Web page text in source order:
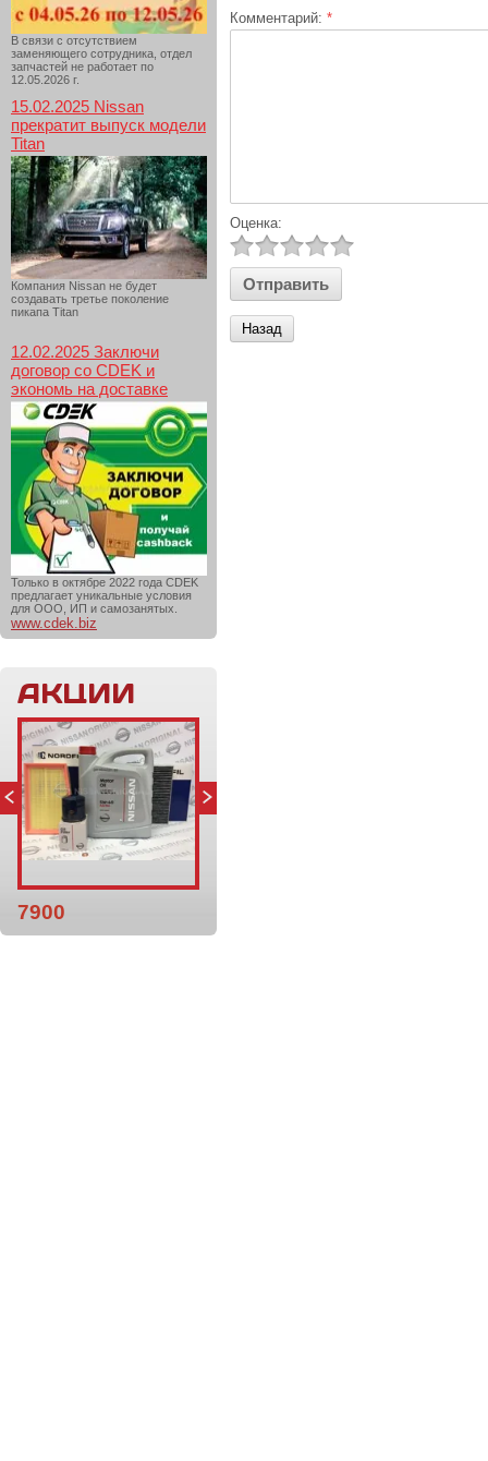
В связи с отсутствием
заменяющего сотрудника, отдел
запчастей не работает по
12.05.2026 г.
15.02.2025 Nissan
прекратит выпуск модели
Titan
Компания Nissan не будет
создавать третье поколение
пикапа Titan
12.02.2025 Заключи
договор со CDEK и
экономь на доставке
Только в октябре 2022 года CDEK
предлагает уникальные условия
для ООО, ИП и самозанятых.
www.cdek.biz
АКЦИИ
7900
Комментарий: *
Оценка:
Назад